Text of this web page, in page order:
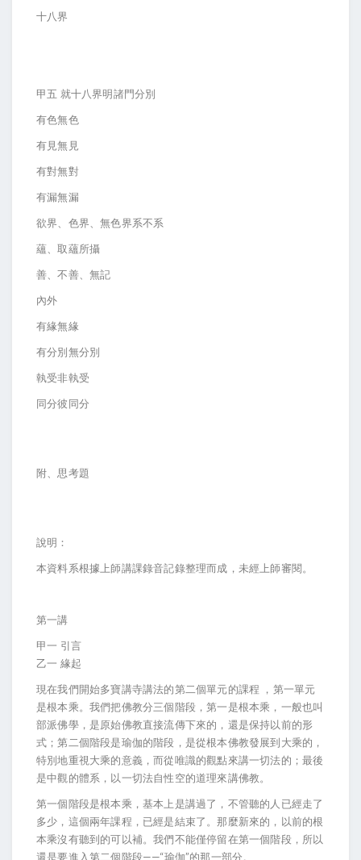
十八界
甲五 就十八界明諸門分別
有色無色
有見無見
有對無對
有漏無漏
欲界、色界、無色界系不系
蘊、取蘊所攝
善、不善、無記
內外
有緣無緣
有分別無分別
執受非執受
同分彼同分
附、思考題
說明：
本資料系根據上師講課錄音記錄整理而成，未經上師審閱。
第一講
甲一 引言
乙一 緣起
現在我們開始多寶講寺講法的第二個單元的課程 ，第一單元
是根本乘。我們把佛教分三個階段，第一是根本乘，一般也叫
部派佛學，是原始佛教直接流傳下來的，還是保持以前的形
式；第二個階段是瑜伽的階段，是從根本佛教發展到大乘的，
特別地重視大乘的意義，而從唯識的觀點來講一切法的；最後
是中觀的體系，以一切法自性空的道理來講佛教。
第一個階段是根本乘，基本上是講過了，不管聽的人已經走了
多少，這個兩年課程，已經是結束了。那麼新來的，以前的根
本乘沒有聽到的可以補。我們不能僅停留在第一個階段，所以
還是要進入第二個階段——“瑜伽”的那一部分。